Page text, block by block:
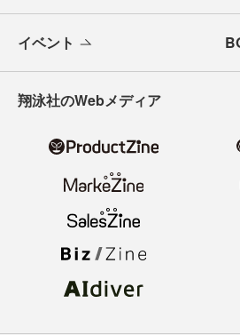
イベント
翔泳社のWebメディア